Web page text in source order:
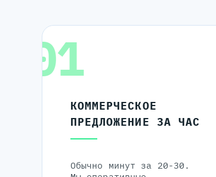
01
КОММЕРЧЕСКОЕ
ПРЕДЛОЖЕНИЕ ЗА ЧАС
Обычно минут за 20-30.